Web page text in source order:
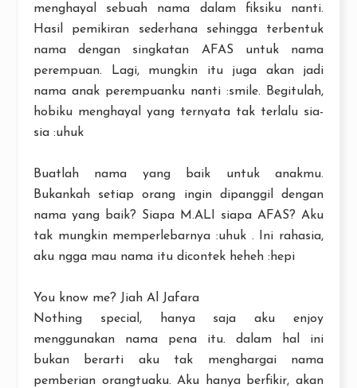
menghayal sebuah nama dalam fiksiku nanti.
Hasil pemikiran sederhana sehingga terbentuk
nama dengan singkatan AFAS untuk nama
perempuan. Lagi, mungkin itu juga akan jadi
nama anak perempuanku nanti :smile. Begitulah,
hobiku menghayal yang ternyata tak terlalu sia-
sia :uhuk
Buatlah nama yang baik untuk anakmu.
Bukankah setiap orang ingin dipanggil dengan
nama yang baik? Siapa M.ALI siapa AFAS? Aku
tak mungkin memperlebarnya :uhuk . Ini rahasia,
aku ngga mau nama itu dicontek heheh :hepi
You know me? Jiah Al Jafara
Nothing special, hanya saja aku enjoy
menggunakan nama pena itu. dalam hal ini
bukan berarti aku tak menghargai nama
pemberian orangtuaku. Aku hanya berfikir, akan